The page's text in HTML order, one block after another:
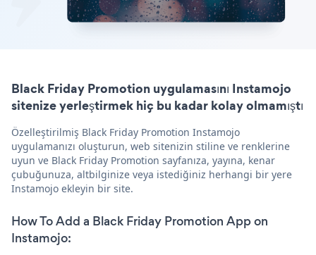
Black Friday Promotion uygulamasını Instamojo
sitenize yerleştirmek hiç bu kadar kolay olmamıştı
Özelleştirilmiş Black Friday Promotion Instamojo
uygulamanızı oluşturun, web sitenizin stiline ve renklerine
uyun ve Black Friday Promotion sayfanıza, yayına, kenar
çubuğunuza, altbilginize veya istediğiniz herhangi bir yere
Instamojo ekleyin bir site.
How To Add a Black Friday Promotion App on
Instamojo: